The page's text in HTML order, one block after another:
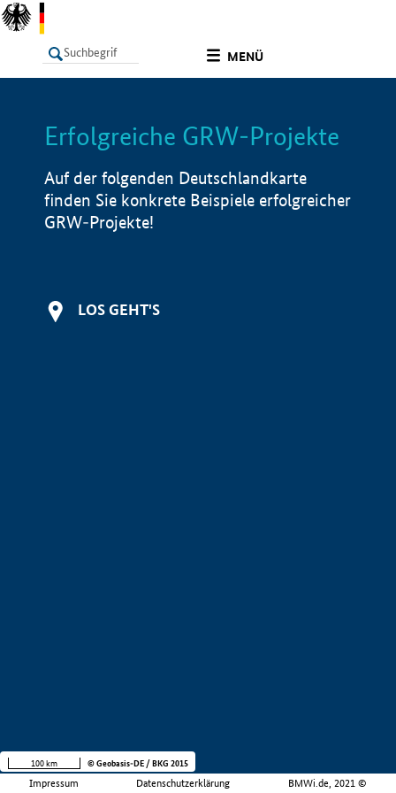
MENÜ
LISTE Info
Erfolgreiche GRW-Projekte
Auf der folgenden Deutschlandkarte
finden Sie konkrete Beispiele erfolgreicher
GRW-Projekte!
LOS GEHT'S
Impressum Datenschutzerklärung BMWi.de, 2021 ©
100 km © Geobasis-DE / BKG 2015